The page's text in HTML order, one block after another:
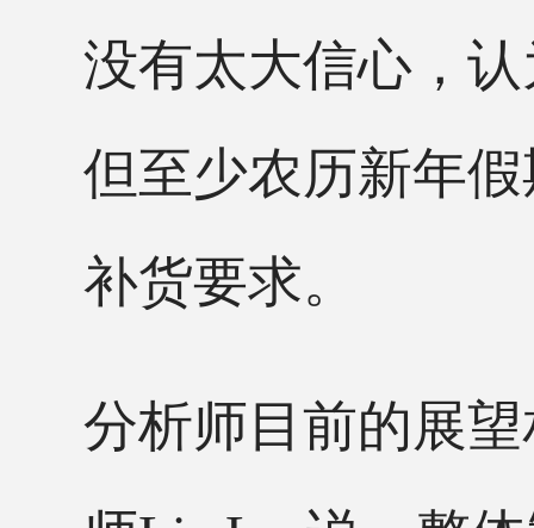
没有太大信心，
但至少农历新年
补货要求。
分析师目前的展